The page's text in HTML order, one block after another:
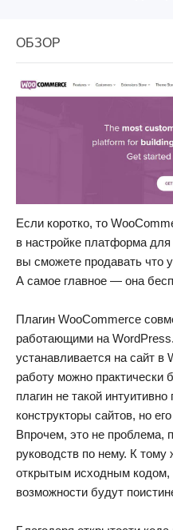
ОБЗОР
Если коротко, то
в настройке платформа
вы сможете продавать что
А самое главное — она
Плагин WooCommerce
работающими на
устанавливается на сайт в
работу можно практически
плагин не такой
конструкторы сайтов, но
Впрочем, это не проблема,
руководств по нему. К тому
открытым исходным кодом,
возможности будут